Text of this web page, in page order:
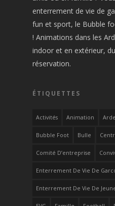
enterrement de vie de
fun et sport, le Bubble
! Animations dans les
indoor et en extérieur,
réservation.
ÉTIQUETTES
Activités Animation
Bubble Foot Bulle
Comité D’entreprise
Enterrement De Vie De
Enterrement De Vie De